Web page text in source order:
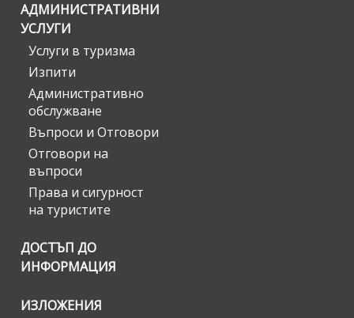
АДМИНИСТРАТИВНИ
УСЛУГИ
Услуги в туризма
Изпити
Административно
обслужване
Въпроси и Отговори
Отговори на
въпроси
Права и сигурност
на туристите
ДОСТЪП ДО
ИНФОРМАЦИЯ
ИЗЛОЖЕНИЯ